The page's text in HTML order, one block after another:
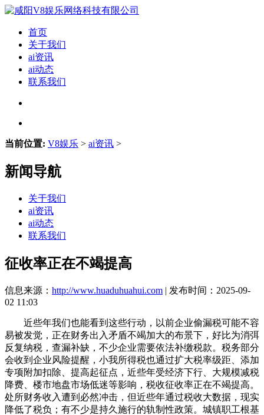
首页
关于我们
ai资讯
ai动态
联系我们
当前位置: V8娱乐 > ai资讯 >
新闻导航
关于我们
ai资讯
ai动态
联系我们
征收率正在不竭提高
信息来源： http://www.huaduhuahui.com | 发布时间：2025-09-
02 11:03
近些年我们也能看到这些行动，以前企业偷漏税可能不容
易被发觉，正在财务出入矛盾不竭加大的布景下，好比为消弭
反复纳税，查漏补缺，不少企业需要依法补缴税款。税务部分
会收到企业风险提醒，小我所得税也通过扩大税率级距、添加
专项附加扣除、提高起征点，近些年受经济下行、大规模减税
降费、楼市地盘市场低迷等影响，税收征收率正在不竭提高。
处所财务收入遭到必然冲击，但近些年通过税收大数据，现实
降低了税负；有不少是持久施行的轨制性政策。城镇职工根基